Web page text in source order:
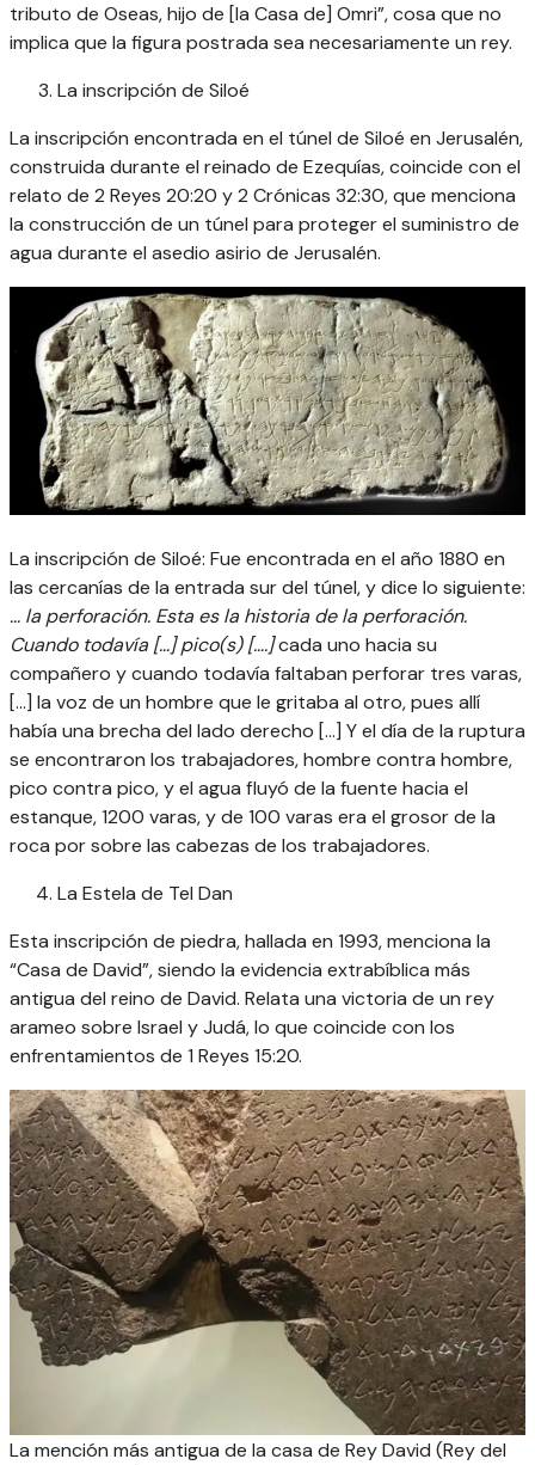
tributo de Oseas, hijo de [la Casa de] Omri”, cosa que no
implica que la figura postrada sea necesariamente un rey.
La inscripción de Siloé
La inscripción encontrada en el túnel de Siloé en Jerusalén,
construida durante el reinado de Ezequías, coincide con el
relato de 2 Reyes 20:20 y 2 Crónicas 32:30, que menciona
la construcción de un túnel para proteger el suministro de
agua durante el asedio asirio de Jerusalén.
La inscripción de Siloé: Fue encontrada en el año 1880 en
las cercanías de la entrada sur del túnel, y dice lo siguiente:
… la perforación. Esta es la historia de la perforación.
Cuando todavía […] pico(s) [….]cada uno hacia su
compañero y cuando todavía faltaban perforar tres varas,
[…] la voz de un hombre que le gritaba al otro, pues allí
había una brecha del lado derecho […] Y el día de la ruptura
se encontraron los trabajadores, hombre contra hombre,
pico contra pico, y el agua fluyó de la fuente hacia el
estanque, 1200 varas, y de 100 varas era el grosor de la
roca por sobre las cabezas de los trabajadores.
La Estela de Tel Dan
Esta inscripción de piedra, hallada en 1993, menciona la
“Casa de David”, siendo la evidencia extrabíblica más
antigua del reino de David. Relata una victoria de un rey
arameo sobre Israel y Judá, lo que coincide con los
enfrentamientos de 1 Reyes 15:20.
La mención más antigua de la casa de Rey David (Rey del